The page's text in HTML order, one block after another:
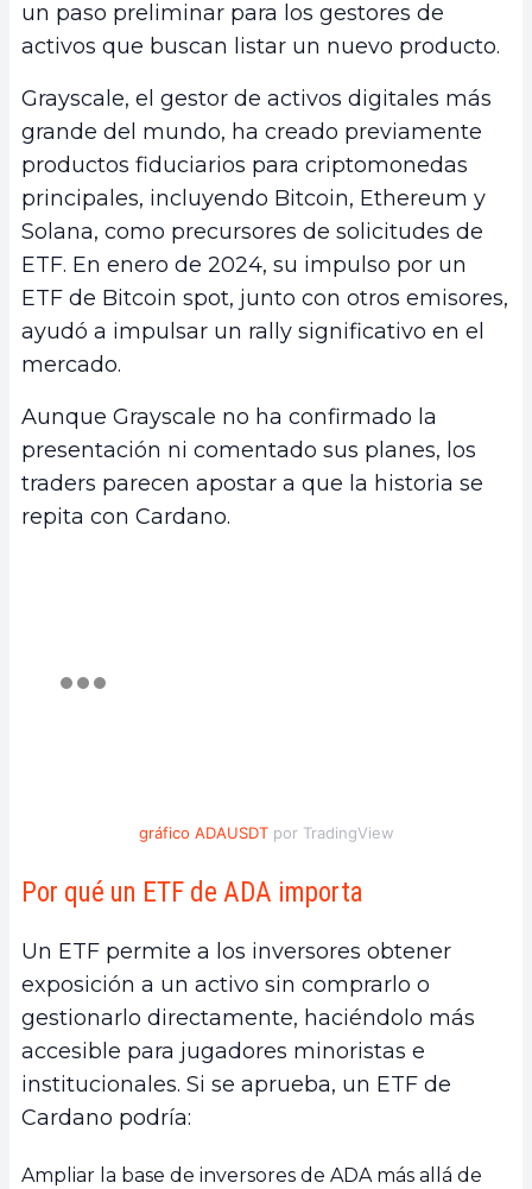
un paso preliminar para los gestores de
activos que buscan listar un nuevo producto.
Grayscale, el gestor de activos digitales más
grande del mundo, ha creado previamente
productos fiduciarios para criptomonedas
principales, incluyendo Bitcoin, Ethereum y
Solana, como precursores de solicitudes de
ETF. En enero de 2024, su impulso por un
ETF de Bitcoin spot, junto con otros emisores,
ayudó a impulsar un rally significativo en el
mercado.
Aunque Grayscale no ha confirmado la
presentación ni comentado sus planes, los
traders parecen apostar a que la historia se
repita con Cardano.
gráfico ADAUSDTpor TradingView
Por qué un ETF de ADA importa
Un ETF permite a los inversores obtener
exposición a un activo sin comprarlo o
gestionarlo directamente, haciéndolo más
accesible para jugadores minoristas e
institucionales. Si se aprueba, un ETF de
Cardano podría:
Ampliar la base de inversores de ADA más allá de